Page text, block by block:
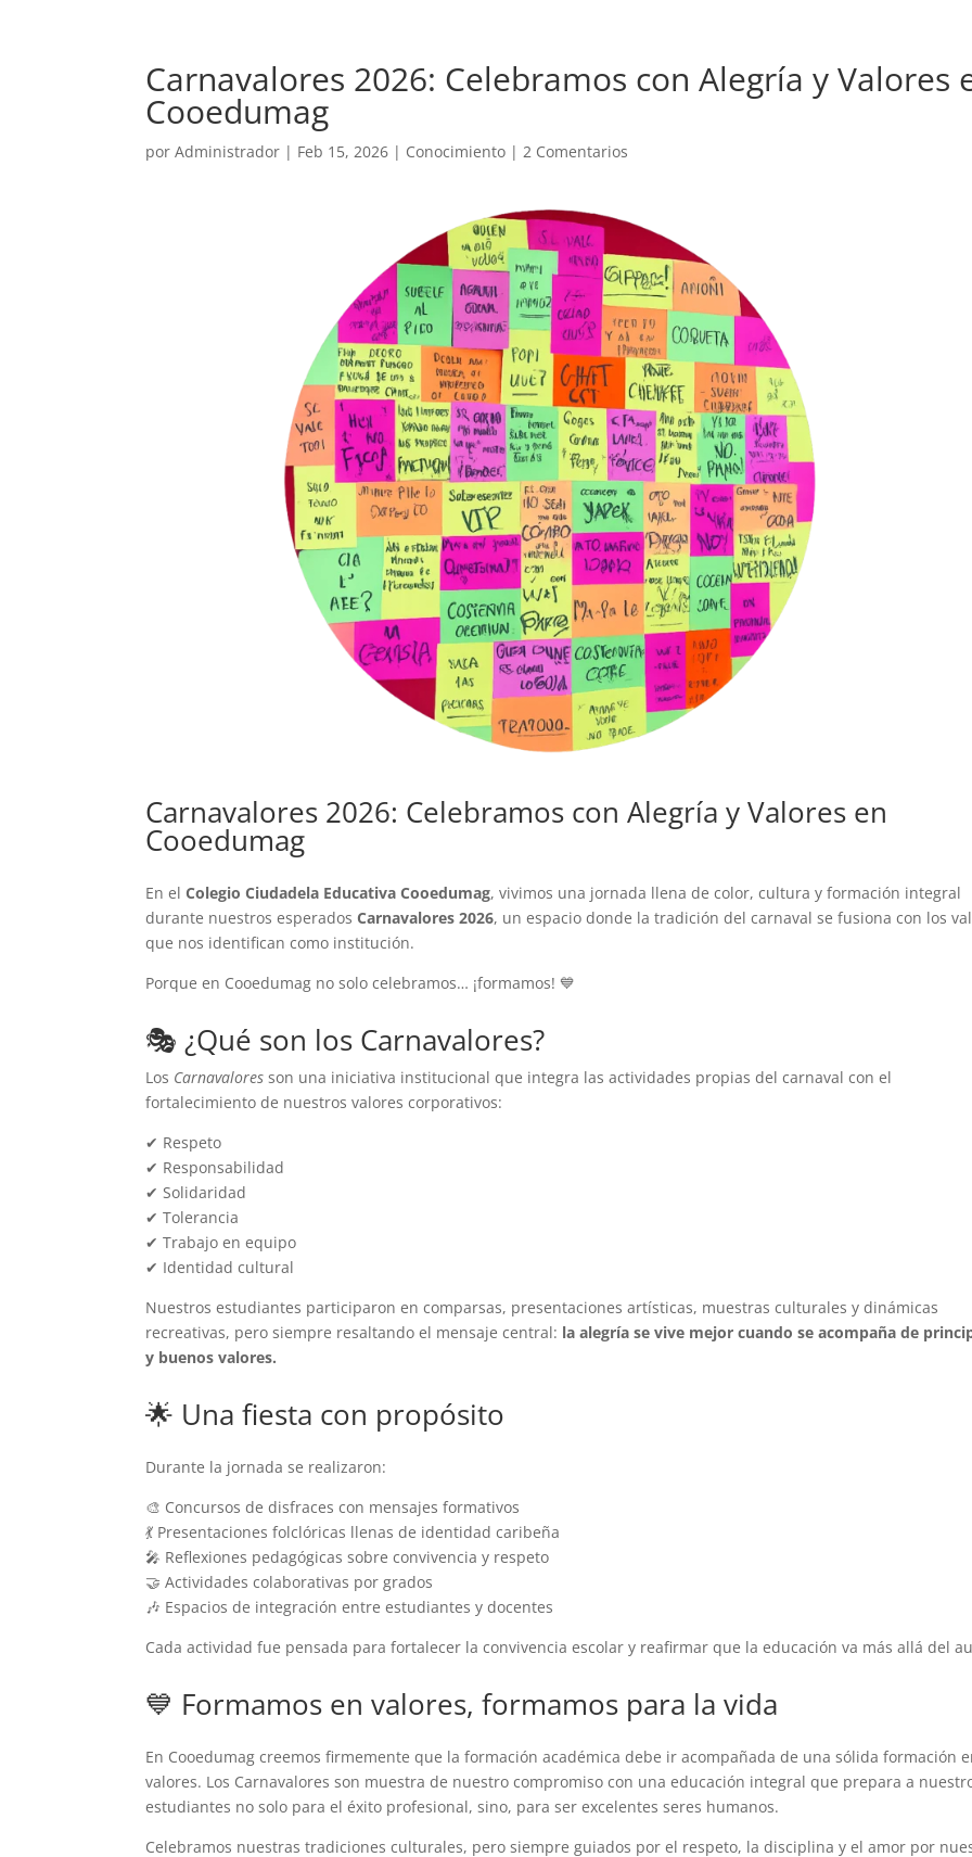
Carnavalores 2026: Celebramos con Alegría y Valores
Cooedumag
porAdministrador | Feb 15, 2026 | Conocimiento |2 Comentarios
Carnavalores 2026: Celebramos con Alegría y Valores en
Cooedumag
En elColegio Ciudadela Educativa Cooedumag, vivimos una jornada llena de color, cultura y formación integral
durante nuestros esperadosCarnavalores 2026, un espacio donde la tradición del carnaval se fusiona con los
que nos identifican como institución.
Porque en Cooedumag no solo celebramos… ¡formamos! 💙
🎭 ¿Qué son los Carnavalores?
Los Carnavalores son una iniciativa institucional que integra las actividades propias del carnaval con el
fortalecimiento de nuestros valores corporativos:
✔ Respeto
✔ Responsabilidad
✔ Solidaridad
✔ Tolerancia
✔ Trabajo en equipo
✔ Identidad cultural
Nuestros estudiantes participaron en comparsas, presentaciones artísticas, muestras culturales y dinámicas
recreativas, pero siempre resaltando el mensaje central: la alegría se vive mejor cuando se acompaña de
y buenos valores.
🌟 Una fiesta con propósito
Durante la jornada se realizaron:
🎨 Concursos de disfraces con mensajes formativos
💃 Presentaciones folclóricas llenas de identidad caribeña
🎤 Reflexiones pedagógicas sobre convivencia y respeto
🤝 Actividades colaborativas por grados
🎶 Espacios de integración entre estudiantes y docentes
Cada actividad fue pensada para fortalecer la convivencia escolar y reafirmar que la educación va más allá del
💙 Formamos en valores, formamos para la vida
En Cooedumag creemos firmemente que la formación académica debe ir acompañada de una sólida formación
valores. Los Carnavalores son muestra de nuestro compromiso con una educación integral que prepara a
estudiantes no solo para el éxito profesional, sino, para ser excelentes seres humanos.
Celebramos nuestras tradiciones culturales, pero siempre guiados por el respeto, la disciplina y el amor por